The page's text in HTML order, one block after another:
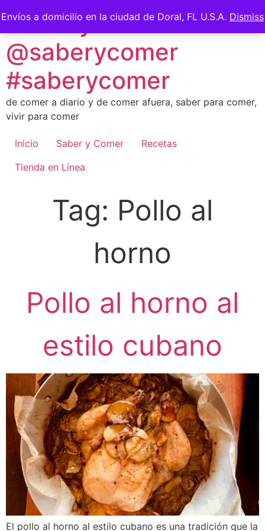
Envíos a domicilio en la ciudad de Doral, FL U.S.A. Dismiss
to
content
Saber y Comer -
@saberycomer
#saberycomer
de comer a diario y de comer afuera, saber para comer,
vivir para comer
Inicio Saber y Comer
Recetas
Tienda en Línea
Tag: Pollo al
horno
Pollo al horno al
estilo cubano
El pollo al horno al estilo cubano es una tradición que la